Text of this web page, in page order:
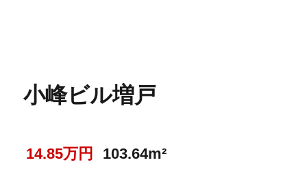
小峰ビル増戸
14.85万円 103.64m²